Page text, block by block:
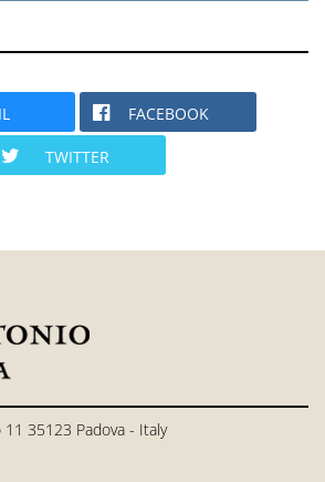
FACEBOOK
TWITTER
35123 Padova - Italy